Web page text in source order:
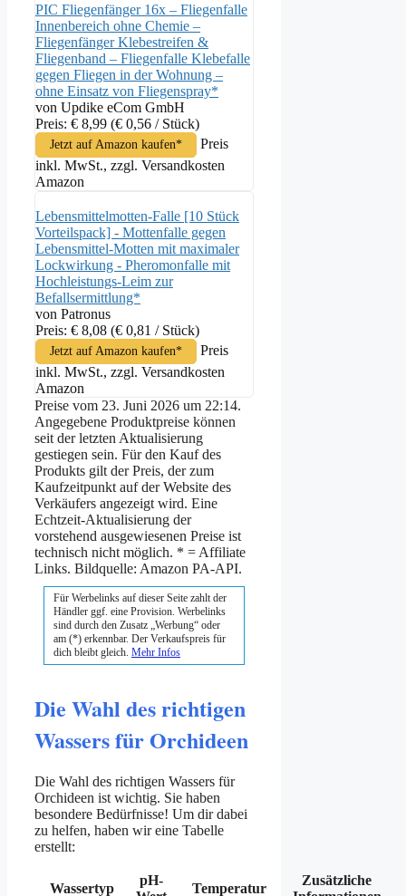
PIC Fliegenfänger 16x – Fliegenfalle
Innenbereich ohne Chemie –
Fliegenfänger Klebestreifen &
Fliegenband – Fliegenfalle Klebefalle
gegen Fliegen in der Wohnung –
ohne Einsatz von Fliegenspray*
von Updike eCom GmbH
Preis: € 8,99 (€ 0,56 / Stück)
Jetzt auf Amazon kaufen*
Preis
inkl. MwSt., zzgl. Versandkosten
Amazon
Lebensmittelmotten-Falle [10 Stück
Vorteilspack] - Mottenfalle gegen
Lebensmittel-Motten mit maximaler
Lockwirkung - Pheromonfalle mit
Hochleistungs-Leim zur
Befallsermittlung*
von Patronus
Preis: € 8,08 (€ 0,81 / Stück)
Jetzt auf Amazon kaufen*
Preis
inkl. MwSt., zzgl. Versandkosten
Amazon
Preise vom 23. Juni 2026 um 22:14.
Angegebene Produktpreise können
seit der letzten Aktualisierung
gestiegen sein. Für den Kauf des
Produkts gilt der Preis, der zum
Kaufzeitpunkt auf der Website des
Verkäufers angezeigt wird. Eine
Echtzeit-Aktualisierung der
vorstehend ausgewiesenen Preise ist
technisch nicht möglich. * = Affiliate
Links. Bildquelle: Amazon PA-API.
Für Werbelinks auf dieser Seite zahlt der
Händler ggf. eine Provision. Werbelinks
sind durch den Zusatz „Werbung“ oder
am (*) erkennbar. Der Verkaufspreis für
dich bleibt gleich. Mehr Infos
Die Wahl des richtigen
Wassers für Orchideen
Die Wahl des richtigen Wassers für
Orchideen ist wichtig. Sie haben
besondere Bedürfnisse! Um dir dabei
zu helfen, haben wir eine Tabelle
erstellt:
Wassertyp
pH-
Temperatur
Zusätzliche